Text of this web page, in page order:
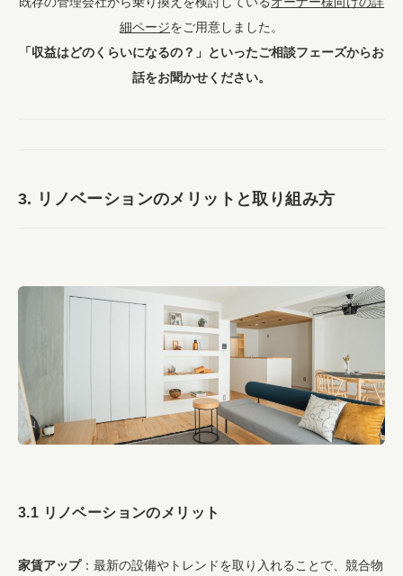
細ページをご用意しました。
「収益はどのくらいになるの？」といったご相談フェーズからお
話をお聞かせください。
3. リノベーションのメリットと取り組み方
3.1 リノベーションのメリット
家賃アップ：最新の設備やトレンドを取り入れることで、競合物